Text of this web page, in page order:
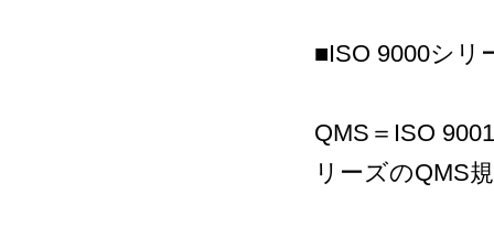
■ISO 9000シリ
QMS＝ISO
リーズのQMS